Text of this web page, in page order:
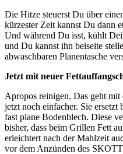
Die Hitze steuerst Du über
kürzester Zeit kannst Du dann
Und während Du isst, kühlt
und Du kannst ihn beiseite
abwaschbaren Planentasche
Jetzt mit neuer
Apropos reinigen. Das geht mit
jetzt noch einfacher. Sie
fast plane Bodenblech. Diese
bisher, dass beim Grillen Fett
erleichtert nach der Mahlzeit
vor dem Anzünden des